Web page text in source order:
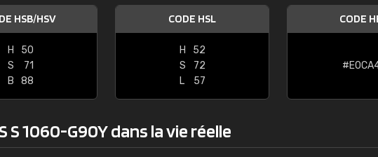
HSB/HSV
H
50
S
71
B
88
CODE HSL
H
52
S
72
L
57
CODE
S 1060-G90Y dans la vie réelle